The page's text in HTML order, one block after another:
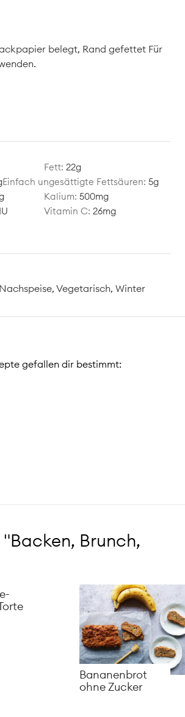
belegt, Rand gefettet Für
Fett: 22g
Einfach ungesättigte Fettsäuren: 5g
Kalium: 500mg
IU Vitamin C: 26mg
Vegetarisch, Winter
gefallen dir bestimmt:
Brunch,
Bananenbrot
ohne Zucker